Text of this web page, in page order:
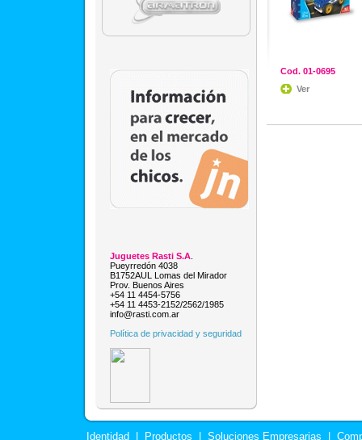
Juguetes Rasti S.A
Pueyrredón 4038
B1752AUL Lomas del Mirador
Prov. Buenos Aires
+54 11 4454-5756
+54 11 4453-2152/2562/1985
info@rasti.com.ar
Política de privacidad y seguridad
Cod. 01-0695
Ver
Identidad Productos Soluciones Empresarias